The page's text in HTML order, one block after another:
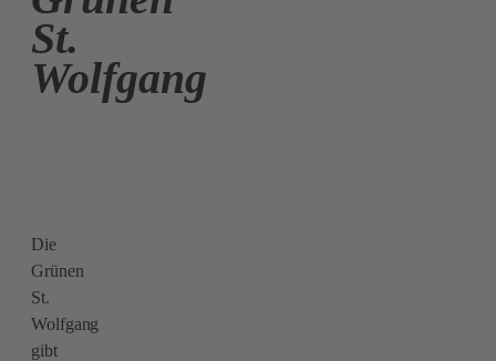
St.
Wolfgang
Die
Grünen
St.
Wolfgang
gibt